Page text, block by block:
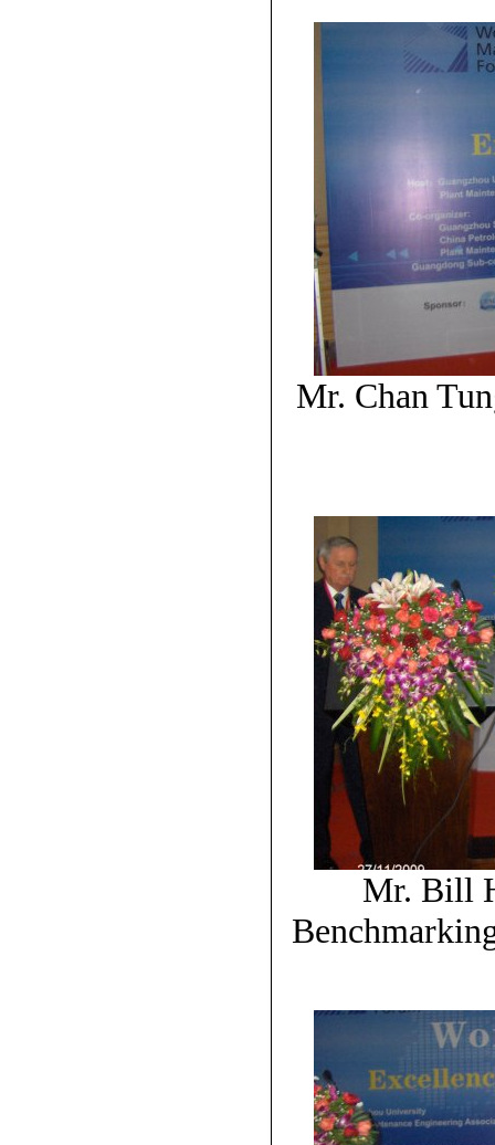
Mr. Chan
Mr. Bill